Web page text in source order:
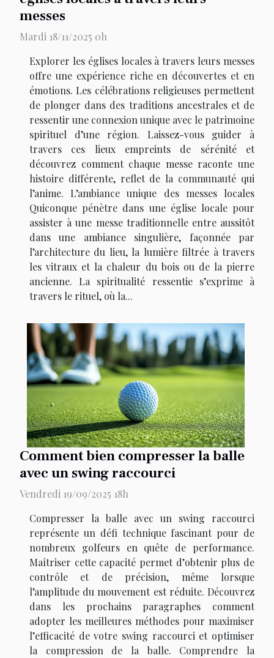
messes
Mardi 18/11/2025 0h
Explorer les églises locales à travers leurs messes
offre une expérience riche en découvertes et en
émotions. Les célébrations religieuses permettent
de plonger dans des traditions ancestrales et de
ressentir une connexion unique avec le patrimoine
spirituel d’une région. Laissez-vous guider à
travers ces lieux empreints de sérénité et
découvrez comment chaque messe raconte une
histoire différente, reflet de la communauté qui
l’anime. L’ambiance unique des messes locales
Quiconque pénètre dans une église locale pour
assister à une messe traditionnelle entre aussitôt
dans une ambiance singulière, façonnée par
l’architecture du lieu, la lumière filtrée à travers
les vitraux et la chaleur du bois ou de la pierre
ancienne. La spiritualité ressentie s’exprime à
travers le rituel, où la...
Comment bien compresser la balle
avec un swing raccourci
Vendredi 19/09/2025 18h
Compresser la balle avec un swing raccourci
représente un défi technique fascinant pour de
nombreux golfeurs en quête de performance.
Maîtriser cette capacité permet d’obtenir plus de
contrôle et de précision, même lorsque
l’amplitude du mouvement est réduite. Découvrez
dans les prochains paragraphes comment
adopter les meilleures méthodes pour maximiser
l’efficacité de votre swing raccourci et optimiser
la compression de la balle. Comprendre la